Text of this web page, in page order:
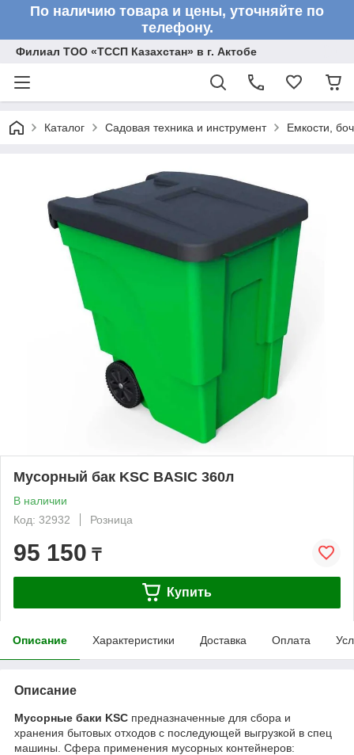
По наличию товара и цены, уточняйте по
телефону.
Филиал ТОО «ТССП Казахстан» в г. Актобе
Каталог Садовая техника и инструмент Емкости,
Мусорный бак KSC BASIC 360л
В наличии
Код: 32932
Розница
95 150 ₸
Купить
Описание Характеристики Доставка Оплата
Описание
Мусорные баки KSC предназначенные для сбора и
хранения бытовых отходов с последующей выгрузкой в спец
машины. Сфера применения мусорных контейнеров: